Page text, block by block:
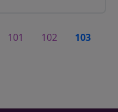
101 102 103